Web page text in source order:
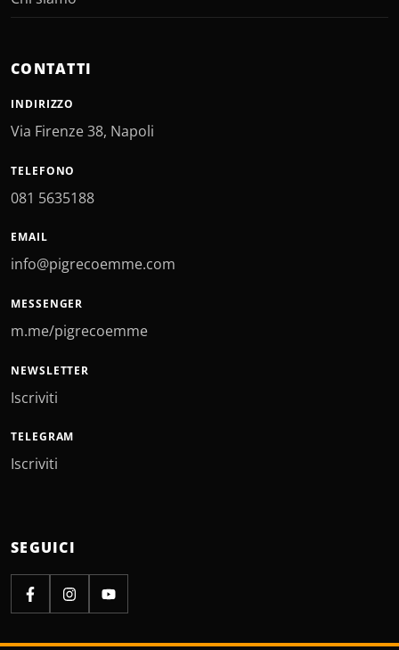
CONTATTI
INDIRIZZO
Via Firenze 38, Napoli
TELEFONO
081 5635188
EMAIL
info@pigrecoemme.com
MESSENGER
m.me/pigrecoemme
NEWSLETTER
Iscriviti
TELEGRAM
Iscriviti
SEGUICI